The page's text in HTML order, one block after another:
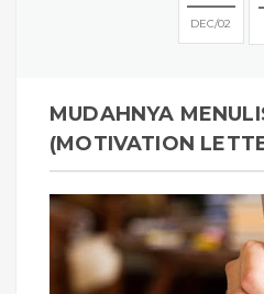
DEC 02
MUDAHNYA
(MOTIVATION